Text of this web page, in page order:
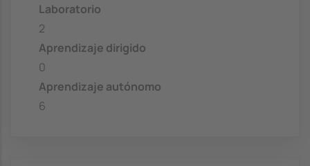
Laboratorio
2
Aprendizaje dirigido
0
Aprendizaje autónomo
6